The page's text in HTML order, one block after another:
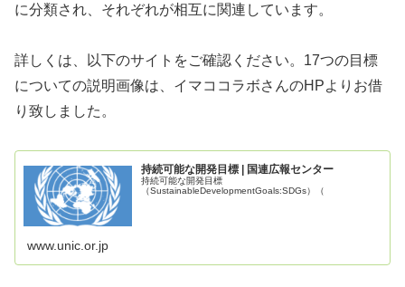
に分類され、それぞれが相互に関連しています。
詳しくは、以下のサイトをご確認ください。17つの目標
についての説明画像は、イマココラボさんのHPよりお借
り致しました。
持続可能な開発目標 | 国連広報センター
持続可能な開発目標
（SustainableDevelopmentGoals:SDGs）（
www.unic.or.jp